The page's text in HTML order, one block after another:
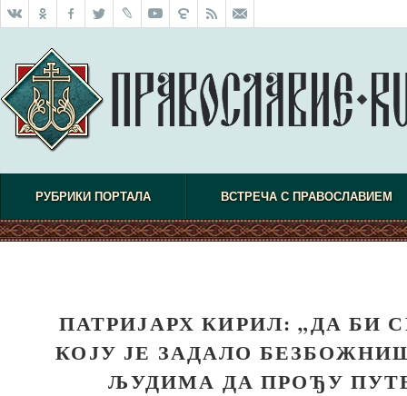
РУБРИКИ ПОРТАЛА ВСТРЕЧА С ПРАВОСЛАВИЕМ
ПАТРИЈАРХ КИРИЛ: „ДА БИ
КОЈУ ЈЕ ЗАДАЛО
ЉУДИМА ДА ПРОЂУ